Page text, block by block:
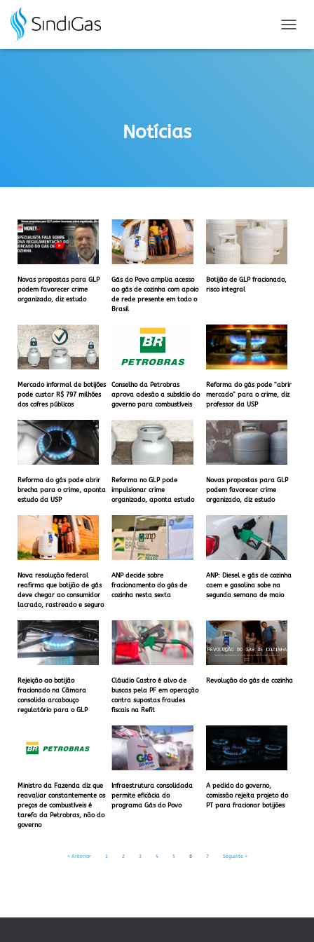
for:
L
Notícias
Novas propostas para GLP
podem favorecer crime
organizado, diz estudo
Gás do Povo amplia acesso
ao gás de cozinha com apoio
de rede presente em todo o
Brasil
Botijão de GLP fracionado,
risco integral
Mercado informal de botijões
pode custar R$ 797 milhões
dos cofres públicos
Conselho da Petrobras
aprova adesão a subsídio do
governo para combustíveis
Reforma do gás pode “abrir
mercado” para o crime, diz
professor da USP
Reforma do gás pode abrir
brecha para o crime, aponta
estudo da USP
Reforma no GLP pode
impulsionar crime
organizado, aponta estudo
Novas propostas para GLP
podem favorecer crime
organizado, diz estudo
Nova resolução federal
reafirma que botijão de gás
deve chegar ao consumidor
lacrado, rastreado e seguro
ANP decide sobre
fracionamento do gás de
cozinha nesta sexta
ANP: Diesel e gás de cozinha
caem e gasolina sobe na
segunda semana de maio
Rejeição ao botijão
fracionado na Câmara
consolida arcabouço
regulatório para o GLP
Cláudio Castro é alvo de
buscas pela PF em operação
contra supostas fraudes
fiscais na Refit
Revolução do gás de cozinha
Ministro da Fazenda diz que
reavaliar constantemente os
preços de combustíveis é
tarefa da Petrobras, não do
governo
Infraestrutura consolidada
permite eficácia do
programa Gás do Povo
A pedido do governo,
comissão rejeita projeto do
PT para fracionar botijões
« Anterior 1 2 3 4 5 6 7 Seguinte »